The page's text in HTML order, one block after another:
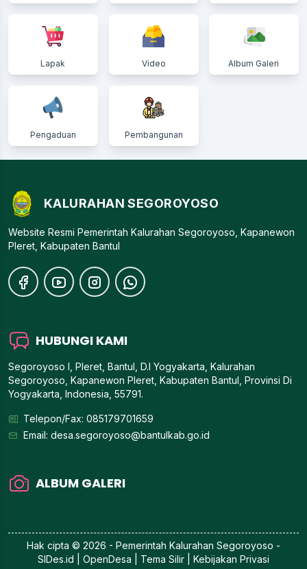
Lapak Video Album Galeri
Pengaduan Pembangunan
KALURAHAN SEGOROYOSO
Website Resmi Pemerintah Kalurahan Segoroyoso, Kapanewon
Pleret, Kabupaten Bantul
HUBUNGI KAMI
Segoroyoso I, Pleret, Bantul, D.I Yogyakarta, Kalurahan
Segoroyoso, Kapanewon Pleret, Kabupaten Bantul, Provinsi Di
Yogyakarta, Indonesia, 55791.
Telepon/Fax: 085179701659
Email: desa.segoroyoso@bantulkab.go.id
ALBUM GALERI
Hak cipta © 2026 - Pemerintah Kalurahan Segoroyoso -
SIDes.id
| OpenDesa | Tema Silir | Kebijakan Privasi